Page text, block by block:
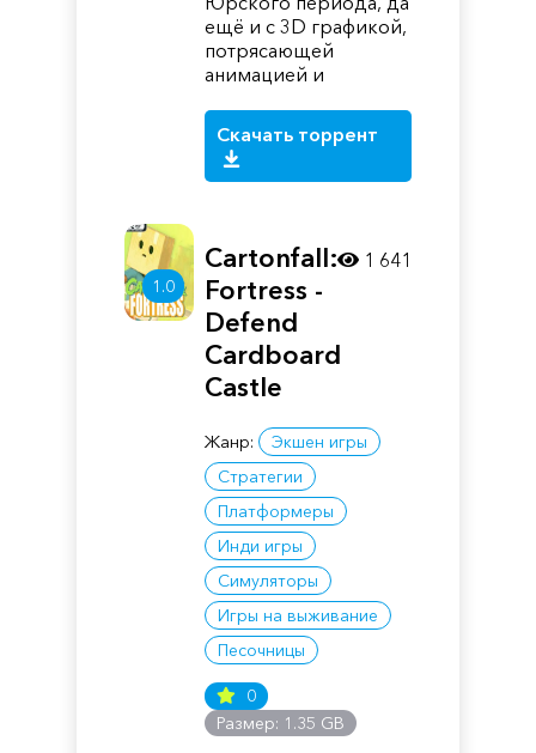
ещё и с 3D графикой,
потрясающей
анимацией и
Скачать торрент
1.0
Cartonfall:
Fortress -
Defend
Cardboard
Castle
Жанр:
Экшен игры
Стратегии
Платформеры
Инди игры
Симуляторы
Игры на выживание
Песочницы
0
Размер: 1.35 GB
1 641